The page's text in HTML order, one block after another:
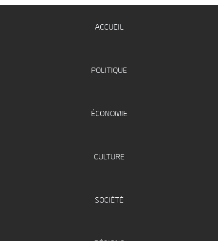
ACCUEIL
POLITIQUE
ÉCONOMIE
CULTURE
SOCIÉTÉ